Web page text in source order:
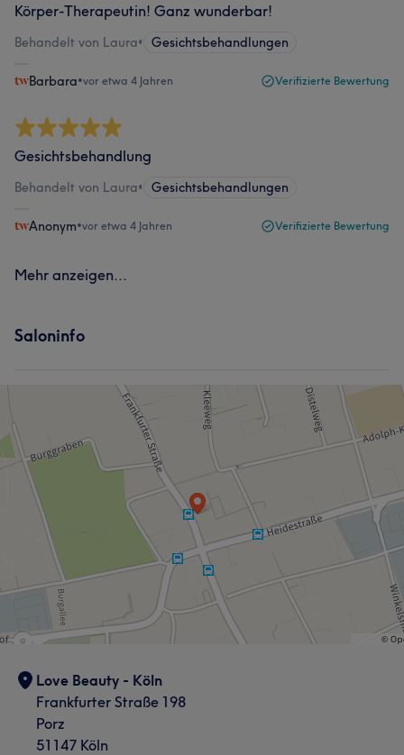
Körper-Therapeutin! Ganz wunderbar!
Behandelt von Laura• Gesichtsbehandlungen
Barbara•vor etwa 4 Jahren Verifizierte Bewertung
Gesichtsbehandlung
Behandelt von Laura• Gesichtsbehandlungen
Anonym•vor etwa 4 Jahren Verifizierte Bewertung
Mehr anzeigen...
Saloninfo
Love Beauty - Köln
Frankfurter Straße 198
Porz
51147 Köln